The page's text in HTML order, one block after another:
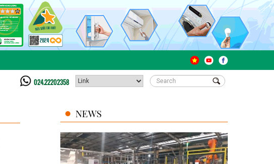
024.22202358
NEWS